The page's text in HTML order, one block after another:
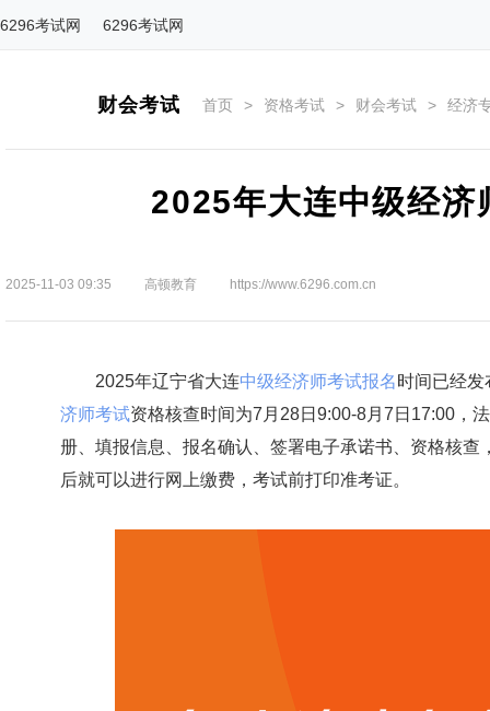
6296考试网 6296考试网
财会考试 首页 > 资格考试 > 财会考试 > 经济
2025年大连中级经济
2025-11-03 09:35 高顿教育 https://www.6296.com.cn
2025年辽宁省大连中级经济师考试报名时间已经
济师考试资格核查时间为7月28日9:00-8月7日17:00，
册、填报信息、报名确认、签署电子承诺书、资格核
后就可以进行网上缴费，考试前打印准考证。